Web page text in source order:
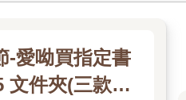
歡駐紮的地方，也不會一成不
息，有消息流傳您與除魔組聯
-愛呦買指定書
文件夾(三款隨